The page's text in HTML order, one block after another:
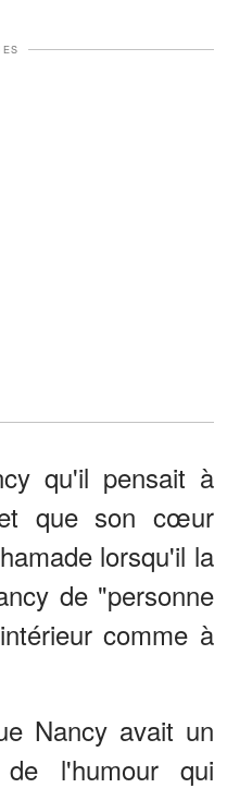
qu'il pensait à
que son cœur
lorsqu'il la
de "personne
comme à
Nancy avait un
l'humour qui